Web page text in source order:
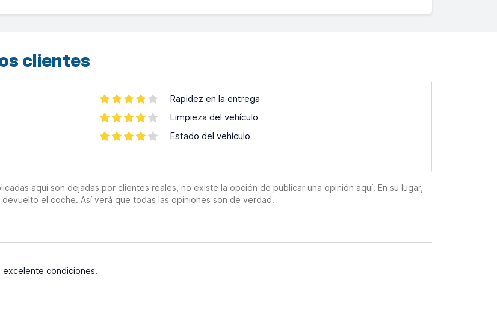
clientes
Rapidez en la entrega
Limpieza del vehículo
Estado del vehículo
aquí son dejadas por clientes reales, no existe la opción de publicar una opinión aquí. En su lugar,
el coche. Así verá que todas las opiniones son de verdad.
excelente condiciones.